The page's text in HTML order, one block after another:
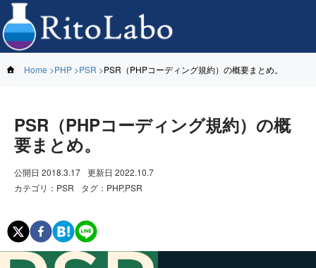
Home PHP PSR PSR（PHPコーディング規約）の概要まとめ。
PSR（PHPコーディング規約）の概
要まとめ。
公開日 2018.3.17 更新日 2022.10.7
カテゴリ ： PSR タグ ： PHP,PSR